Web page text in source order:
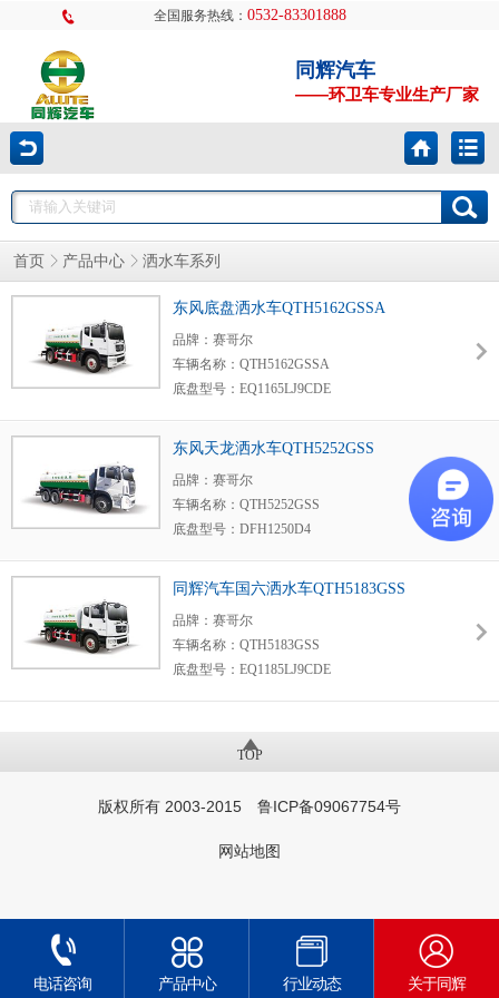
全国服务热线： 0532-83301888
同辉汽车
——环卫车专业生产厂家
首页 产品中心 洒水车系列
东风底盘洒水车QTH5162GSSA
品牌：赛哥尔
车辆名称：QTH5162GSSA
底盘型号：EQ1165LJ9CDE
东风天龙洒水车QTH5252GSS
品牌：赛哥尔
车辆名称：QTH5252GSS
底盘型号：DFH1250D4
同辉汽车国六洒水车QTH5183GSS
品牌：赛哥尔
车辆名称：QTH5183GSS
底盘型号：EQ1185LJ9CDE
TOP
版权所有 2003-2015 鲁ICP备09067754号
网站地图
电话咨询 产品中心 行业动态 关于同辉